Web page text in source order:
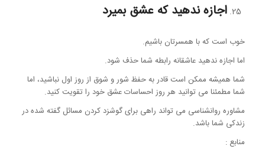
اجازه ندهید که عشق بمیرد
خوب است که با همسرتان باشیم.
اما اجازه ندهید عاشقانه رابطه شما حذف شود.
شما همیشه ممکن است قادر به حفظ شور و شوق از روز اول نباشید، اما
شما مطمئنا می توانید هر روز احساسات عشق خود را تقویت کنید.
مشاوره روانشناسی می تواند راهی برای گوشزد کردن مسائل گفته شده در
زندکی شما باشد.
منابع :